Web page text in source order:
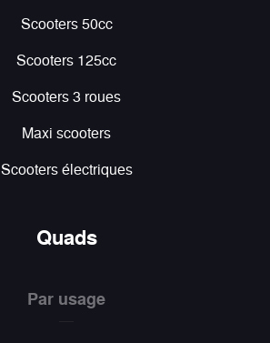
Scooters 50cc
Scooters 125cc
Scooters 3 roues
Maxi scooters
Scooters électriques
Quads
Par usage